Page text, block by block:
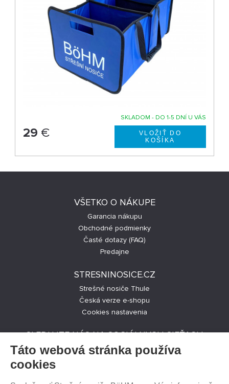
SKLADOM - DO 1-5 DNÍ U VÁS
29 €
VŠETKO O NÁKUPE
Garancia nákupu
Obchodné podmienky
Časté dotazy (FAQ)
Predajne
STRESNINOSICE.CZ
Strešné nosiče Thule
Česká verze e-shopu
Cookies nastavenia
SLEDUJTE NÁS NA SOCIÁLNYCH SIEŤACH
Táto webová stránka používa
cookies